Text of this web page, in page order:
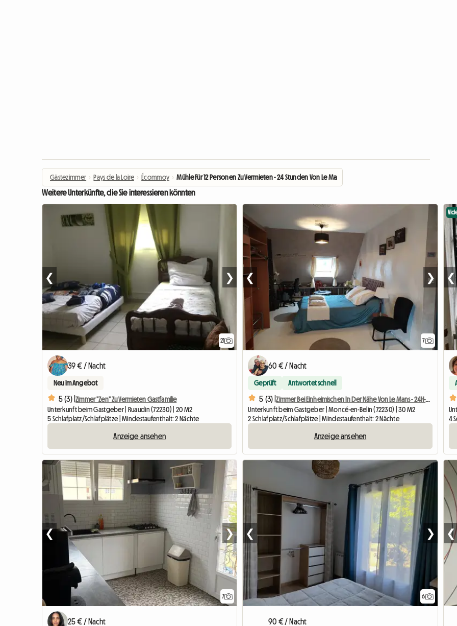
Gästezimmer › Pays de la Loire › Écommoy › Mühle Für 12 Personen Zu Vermieten - 24 Stunden Von Le Mans
Weitere Unterkünfte, die Sie interessieren könnten
21
❮ ❯
39 € / Nacht
Neu im Angebot
5 (3) |Zimmer "Zen" Zu Vermieten Gastfamilie
Unterkunft beim Gastgeber | Ruaudin (72230) | 20 M2
5 Schlafplatz/Schlafplätze | Mindestaufenthalt: 2 Nächte
Anzeige ansehen
7
❮ ❯
60 € / Nacht
Geprüft Antwortet schnell
5 (3) |
Zimmer Bei Einheimischen In Der Nähe Von Le Mans - 24H-Rundreise
Unterkunft beim Gastgeber | Moncé-en-Belin (72230) | 30 M2
2 Schlafplatz/Schlafplätze | Mindestaufenthalt: 2 Nächte
Anzeige ansehen
❮
4
7
❮ ❯
25 € / Nacht
6
❮ ❯
90 € / Nacht
❮